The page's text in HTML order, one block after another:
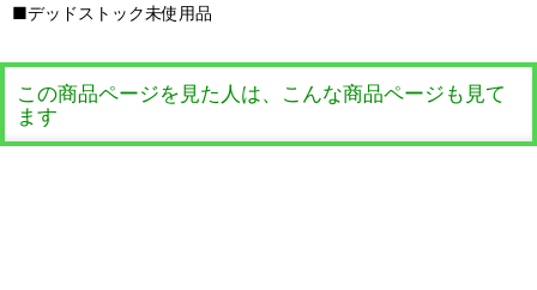
■デッドストック未使用品
この商品ページを見た人は、こんな商品ページも見て
ます